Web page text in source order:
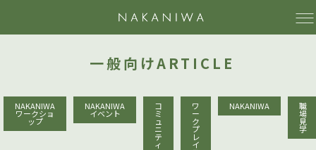
一般向けARTICLE
NAKANIWA
ワークショ
ップ
NAKANIWA
イベント
コ
ミ
ュ
ニ
テ
ィ
ワ
ー
ク
プ
レ
イ
NAKANIWA 職
場
見
学